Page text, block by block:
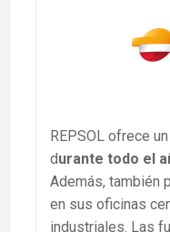
REPSOL ofrece un
durante todo el
Además, también
en sus oficinas
industriales. Las